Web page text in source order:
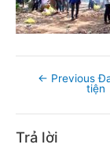
← Previous
tiện
Trả lời